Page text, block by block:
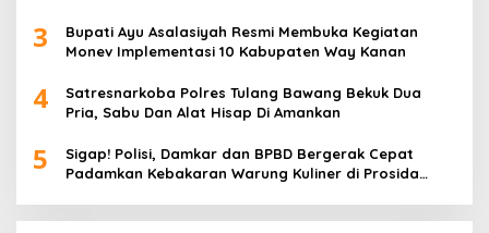
3
Bupati Ayu Asalasiyah Resmi Membuka Kegiatan
Monev Implementasi 10 Kabupaten Way Kanan
4
Satresnarkoba Polres Tulang Bawang Bekuk Dua
Pria, Sabu Dan Alat Hisap Di Amankan
5
Sigap! Polisi, Damkar dan BPBD Bergerak Cepat
Padamkan Kebakaran Warung Kuliner di Prosida